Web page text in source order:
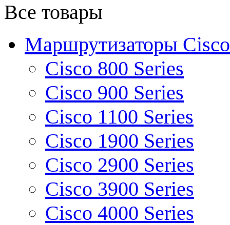
Все товары
Маршрутизаторы Cisco
Cisco 800 Series
Cisco 900 Series
Cisco 1100 Series
Cisco 1900 Series
Cisco 2900 Series
Cisco 3900 Series
Cisco 4000 Series